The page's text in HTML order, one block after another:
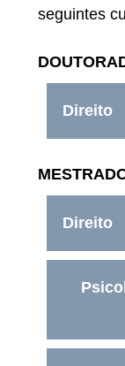
seguintes
Direito
Direito